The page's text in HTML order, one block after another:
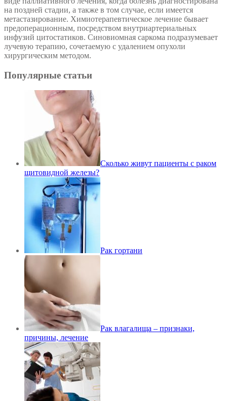
на поздней стадии, а также в том случае, если имеется
метастазирование. Химиотерапевтическое лечение бывает
предоперационным, посредством внутриартериальных
инфузий цитостатиков. Синовиомная саркома подразумевает
лучевую терапию, сочетаемую с удалением опухоли
хирургическим методом.
Популярные статьи
Сколько живут пациенты с раком
щитовидной железы?
Рак гортани
Рак влагалища – признаки,
причины, лечение